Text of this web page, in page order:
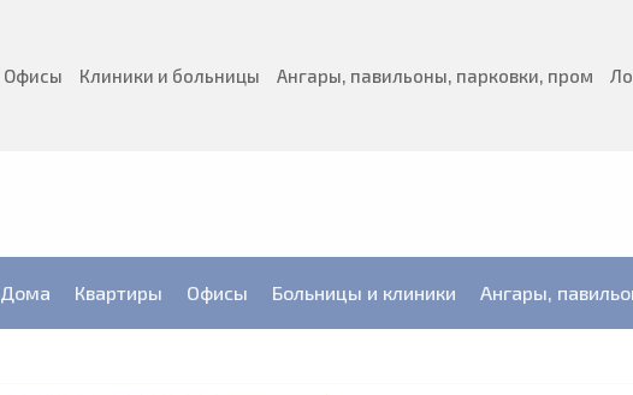
Офисы Клиники и больницы Ангары, павильоны, парковки, пром
Дома Квартиры Офисы Больницы и клиники Ангары,